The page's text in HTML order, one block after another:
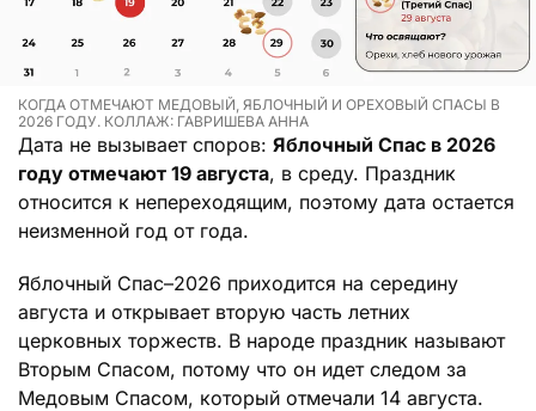
КОГДА ОТМЕЧАЮТ МЕДОВЫЙ, ЯБЛОЧНЫЙ И ОРЕХОВЫЙ СПАСЫ В
2026 ГОДУ. КОЛЛАЖ: ГАВРИШЕВА АННА
Дата не вызывает споров: Яблочный Спас в 2026
году отмечают 19 августа, в среду. Праздник
относится к непереходящим, поэтому дата остается
неизменной год от года.
Яблочный Спас–2026 приходится на середину
августа и открывает вторую часть летних
церковных торжеств. В народе праздник называют
Вторым Спасом, потому что он идет следом за
Медовым Спасом, который отмечали 14 августа.